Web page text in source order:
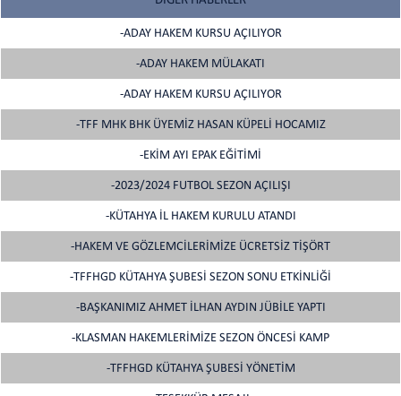
-ADAY HAKEM KURSU AÇILIYOR
-ADAY HAKEM MÜLAKATI
-ADAY HAKEM KURSU AÇILIYOR
-TFF MHK BHK ÜYEMİZ HASAN KÜPELİ HOCAMIZ
-EKİM AYI EPAK EĞİTİMİ
-2023/2024 FUTBOL SEZON AÇILIŞI
-KÜTAHYA İL HAKEM KURULU ATANDI
-HAKEM VE GÖZLEMCİLERİMİZE ÜCRETSİZ TİŞÖRT
-TFFHGD KÜTAHYA ŞUBESİ SEZON SONU ETKİNLİĞİ
-BAŞKANIMIZ AHMET İLHAN AYDIN JÜBİLE YAPTI
-KLASMAN HAKEMLERİMİZE SEZON ÖNCESİ KAMP
-TFFHGD KÜTAHYA ŞUBESİ YÖNETİM